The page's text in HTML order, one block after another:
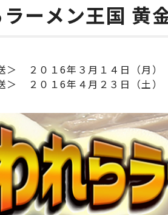
ーメン王国 黄
＞ ２０１6年３月１４日（月
＞ ２０１6年４月２３日（土